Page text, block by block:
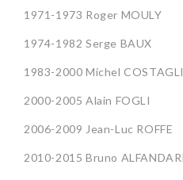
1971-1973 Roger MOULY
1974-1982 Serge BAUX
1983-2000 Michel
2000-2005 Alain FOGLI
2006-2009 Jean-Luc ROFFE
2010-2015 Bruno ALFANDARI